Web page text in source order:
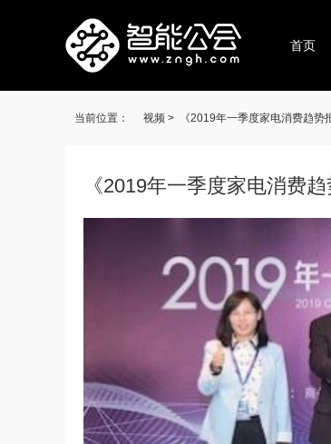
首页
当前位置： 视频 > 《2019年一季度家电消费趋势
《2019年一季度家电消费